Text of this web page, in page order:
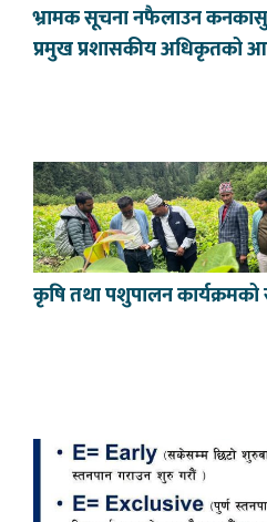
भ्रामक सूचना नफैलाउन
प्रमुख प्रशासकीय अधिकृतको
कृषि तथा पशुपालन